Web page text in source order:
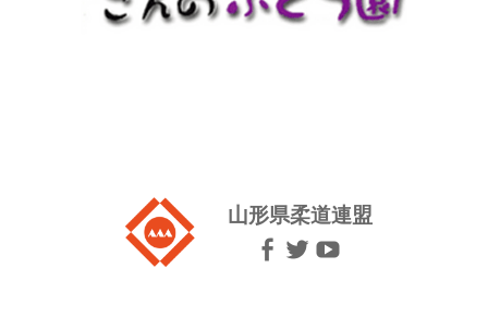
山形県柔道連盟